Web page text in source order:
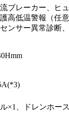
ブレーカー、ヒ
高低温警報（任
ンサー異常診断
×1、ドレンホー